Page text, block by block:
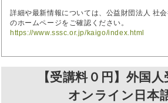
詳細や最新情報については、公益財団法人 社
のホームページをご確認ください。
https://www.sssc.or.jp/kaigo/index.html
【受講料０円】外国
オンライン日本